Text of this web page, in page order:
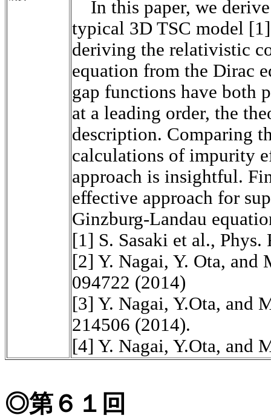
In this paper, we
typical 3D TSC model
deriving the relativistic
equation from the Dirac
gap functions have both
at a leading order, the
description. Comparing
calculations of impurity
approach is insightful.
effective approach for
Ginzburg-Landau
[1] S. Sasaki et al., Phys.
[2] Y. Nagai, Y. Ota, and
094722 (2014)
[3] Y. Nagai, Y.Ota, and
214506 (2014).
[4] Y. Nagai, Y.Ota, and
◎第６１回